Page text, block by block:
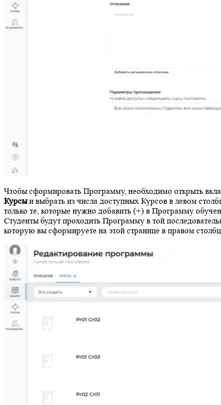
Чтобы сформировать Программу, необходимо открыть
Курсыи выбрать из числа доступных Курсов в левом
только те, которые нужно добавить (+) в Программу
Студенты будут проходить Программу в той
которую вы сформируете на этой странице в правом